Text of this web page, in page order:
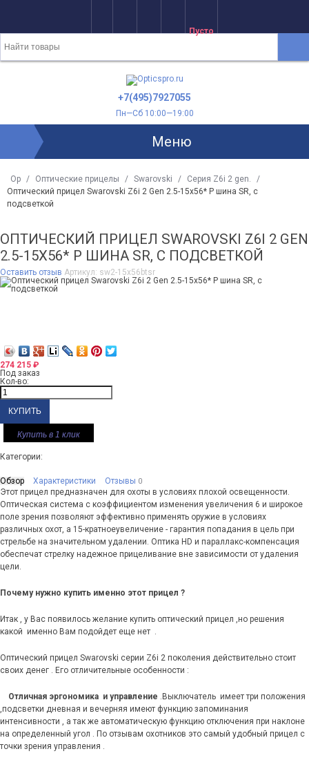
Пусто
+7(495)7927055
Пн—Сб 10:00—19:00
Меню
Op / Оптические прицелы / Swarovski / Серия Z6i 2 gen.
/
Оптический прицел Swarovski Z6i 2 Gen 2.5-15x56* P шина SR, с
подсветкой
ОПТИЧЕСКИЙ ПРИЦЕЛ SWAROVSKI Z6I 2 GEN
2.5-15X56* P ШИНА SR, С ПОДСВЕТКОЙ
Оставить отзыв Артикул: sw2-15x56btsr
274 215 ₽
Под заказ
Кол-во:
Купить в 1 клик
Категории:
Обзор Характеристики Отзывы 0
Этот прицел предназначен для охоты в условиях плохой освещенности.
Оптическая система с коэффициентом изменения увеличения 6 и широкое
поле зрения позволяют эффективно применять оружие в условиях
различных охот, а 15-кратноеувеличение - гарантия попадания в цель при
стрельбе на значительном удалении. Оптика HD и параллакс-компенсация
обеспечат стрелку надежное прицеливание вне зависимости от удаления
цели.
Почему нужно купить именно этот прицел ?
Итак , у Вас появилось желание купить оптический прицел ,но решения
какой именно Вам подойдет еще нет .
Оптический прицел Swarovski серии Z6i 2 поколения действительно стоит
своих денег . Его отличительные особенности :
Отличная эргономика и управление .Выключатель имеет три положения
,подсветки дневная и вечерняя имеют функцию запоминания
интенсивности , а так же автоматическую функцию отключения при наклоне
на определенный угол . По отзывам охотников это самый удобный прицел с
точки зрения управления .